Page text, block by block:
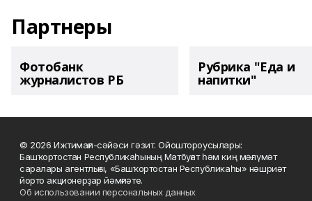
Партнеры
Фотобанк
журналистов РБ
Рубрика "Еда и
напитки"
© 2026 Ижтимағи-сәйәси гәзит. Ойоштороусылары:
Башҡортостан Республикаһының Матбуғат һәм киң мәғлүмәт
саралары агентлығы, «Башҡортостан Республикаһы» нәшриәт
йорто акционерҙар йәмғиәте.
Об использовании персональных данных